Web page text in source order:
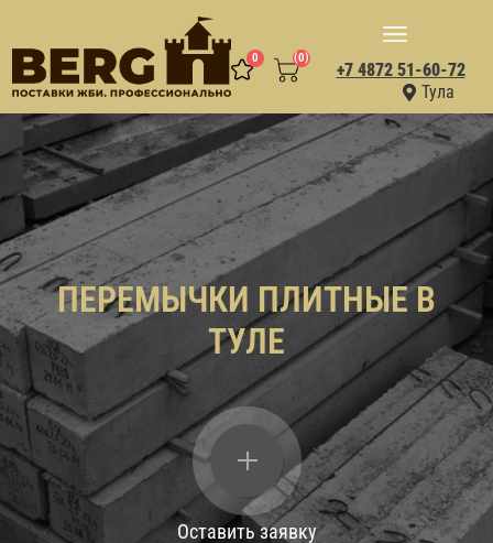
Тула
0 (0)
+7 4872 51-60-72
ПЕРЕМЫЧКИ ПЛИТНЫЕ В
ТУЛЕ
Оставить заявку